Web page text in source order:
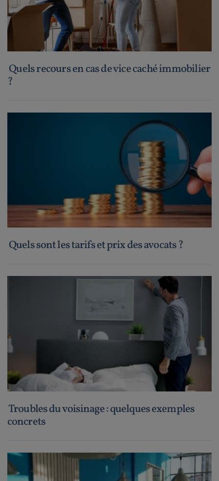
Quels recours en cas de vice caché immobilier
?
Quels sont les tarifs et prix des avocats ?
Troubles du voisinage : quelques exemples
concrets